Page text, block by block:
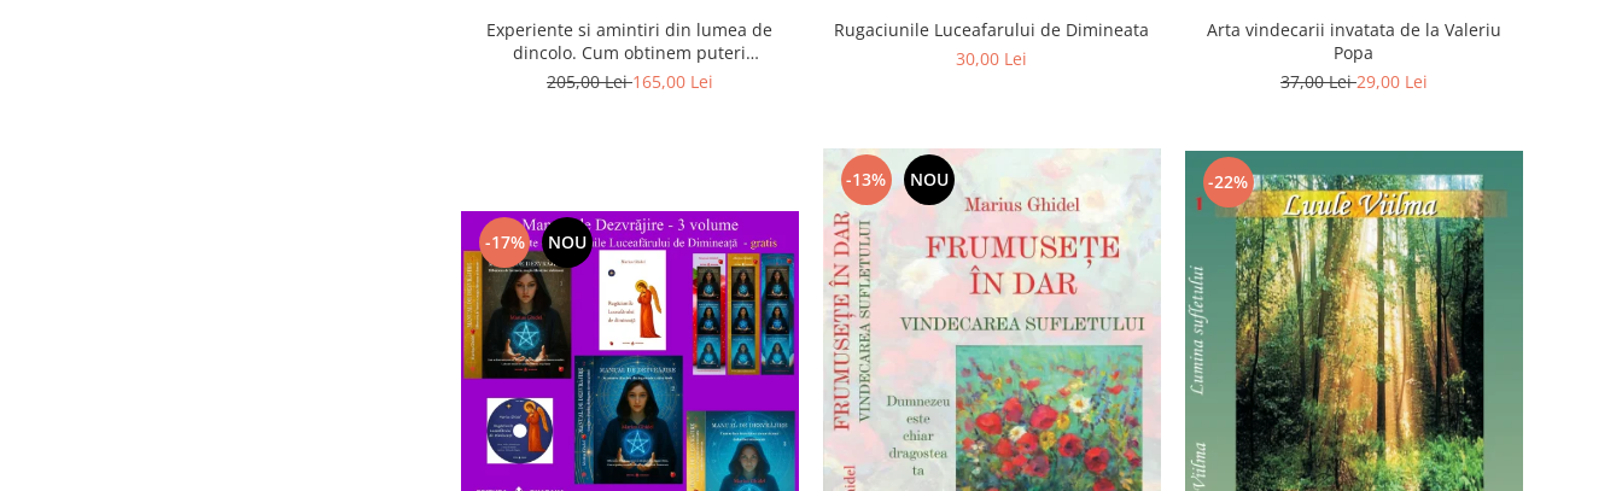
Experiente si amintiri din lumea de
dincolo. Cum obtinem puteri
extrasenzoriale - cu exercitii
205,00 Lei165,00 Lei
Rugaciunile Luceafarului de Dimineata
30,00 Lei
Arta vindecarii invatata de la Valeriu
Popa
37,00 Lei29,00 Lei
-17% NOU
-13% NOU -22%